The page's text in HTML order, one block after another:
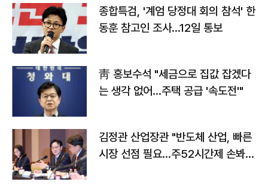
종합특검, '계엄 당정대 회의 참석' 한
동훈 참고인 조사...12일 통보
靑 홍보수석 "세금으로 집값 잡겠다
는 생각 없어…주택 공급 '속도전'"
김정관 산업장관 "반도체 산업, 빠른
시장 선점 필요…주52시간제 손봐